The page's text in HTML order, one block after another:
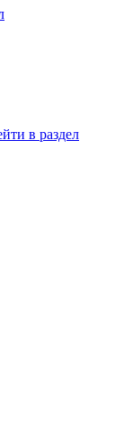
в раздел